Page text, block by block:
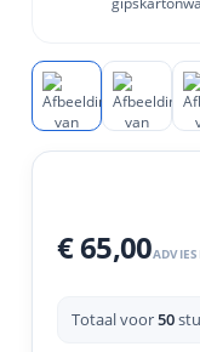
& primers
Stokeinde
/ Schroefduim
€ 65,00
Totaal voor50